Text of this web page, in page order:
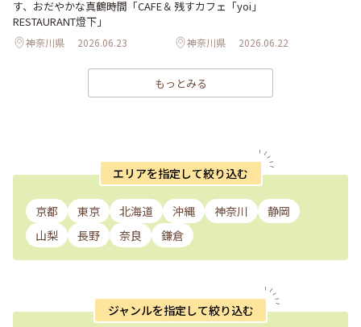
す、おだやかな真鶴時間「CAFE＆
RESTAURANT燈下」
神奈川県 2026.06.23
残すカフェ「yoi」
神奈川県 2026.06.22
もっとみる
エリアを指定して絞り込む
京都 東京 北海道 沖縄 神奈川
静岡
山梨
長野 奈良 鎌倉
ジャンルを指定して絞り込む